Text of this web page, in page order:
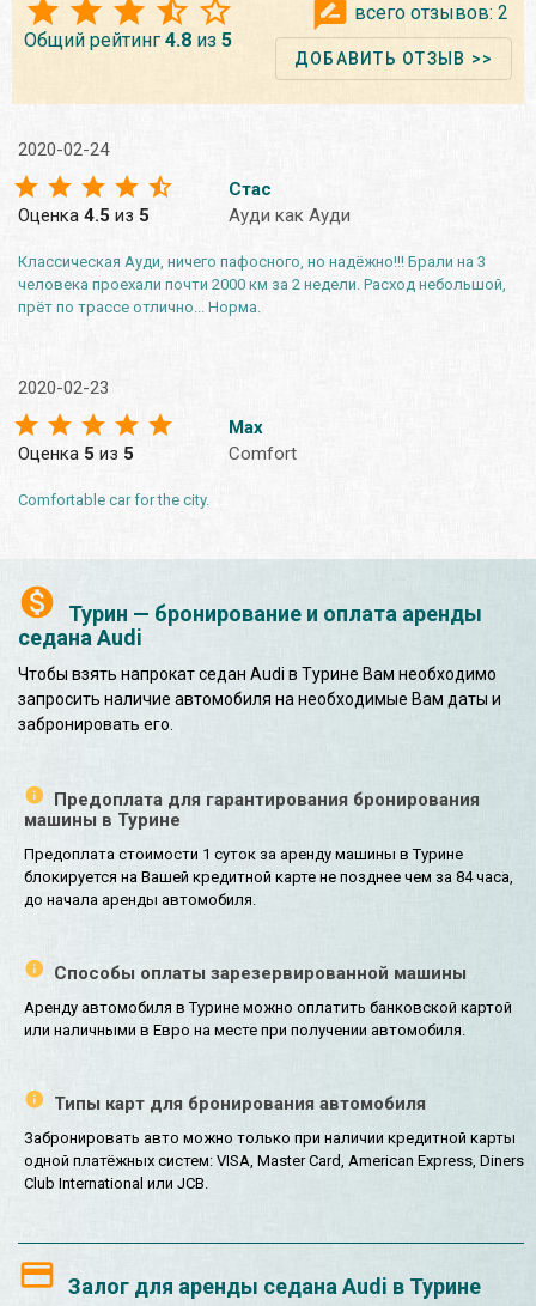
Турин — бронирование и оплата аренды
седана Audi
Чтобы взять напрокат седан Audi в Турине Вам необходимо
запросить наличие автомобиля на необходимые Вам даты и
забронировать его.
Предоплата для гарантирования бронирования
машины в Турине
Предоплата стоимости 1 суток за аренду машины в Турине
блокируется на Вашей кредитной карте не позднее чем за 84 часа,
до начала аренды автомобиля.
Способы оплаты зарезервированной машины
Аренду автомобиля в Турине можно оплатить банковской картой
или наличными в Евро на месте при получении автомобиля.
Типы карт для бронирования автомобиля
Забронировать авто можно только при наличии кредитной карты
одной платёжных систем: VISA, Master Card, American Express, Diners
Club International или JCB.
Залог для аренды седана Audi в Турине
Общий рейтинг 4.8 из 5
всего отзывов: 2
ДОБАВИТЬ ОТЗЫВ >>
2020-02-24
Оценка 4.5 из 5
Стас
Ауди как Ауди
Классическая Ауди, ничего пафосного, но надёжно!!! Брали на 3
человека проехали почти 2000 км за 2 недели. Расход небольшой,
прёт по трассе отлично... Норма.
2020-02-23
Оценка 5 из 5
Max
Comfort
Comfortable car for the city.